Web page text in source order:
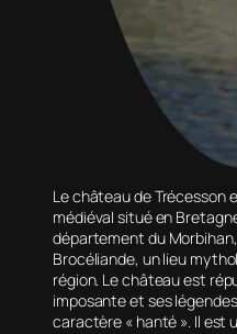
Le château de Trécesson
médiéval situé en
département du
Brocéliande, un lieu
région. Le château est
imposante et ses
caractère « hanté ». Il est